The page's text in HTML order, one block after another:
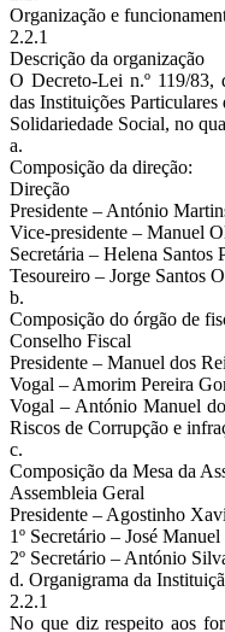
Organização e
2.2.1
Descrição da organização
O Decreto-Lei n.º 119/
das Instituições Particulares
Solidariedade Social, no
a.
Composição da direção:
Direção
Presidente – António
Vice-presidente – Manuel
Secretária – Helena Santos
Tesoureiro – Jorge Santos
b.
Composição do órgão de
Conselho Fiscal
Presidente – Manuel dos
Vogal – Amorim Pereira
Vogal – António Manuel
Riscos de Corrupção e
c.
Composição da Mesa da
Assembleia Geral
Presidente – Agostinho
1º Secretário – José
2º Secretário – António
d. Organigrama da
2.2.1
No que diz respeito aos